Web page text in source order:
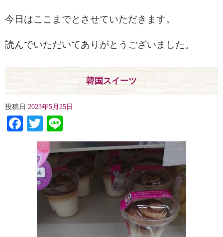
今日はここまでとさせていただきます。
読んでいただいてありがとうございました。
韓国スイーツ
投稿日 2023年5月25日
Facebook
Twitter